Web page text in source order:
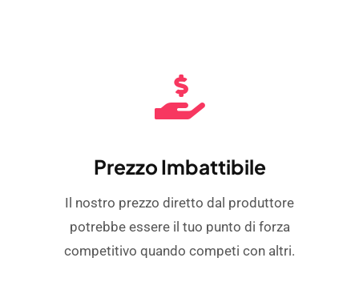
Prezzo Imbattibile
Il nostro prezzo diretto dal produttore
potrebbe essere il tuo punto di forza
competitivo quando competi con altri.